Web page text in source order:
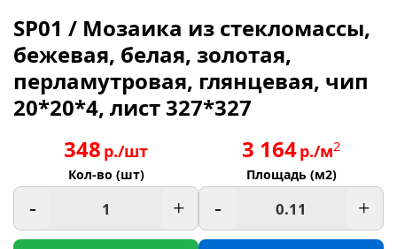
SP01 / Мозаика из стекломассы,
бежевая, белая, золотая,
перламутровая, глянцевая, чип
20*20*4, лист 327*327
348 р./шт
Кол-во (шт)
- +
3 164р./м2
Площадь (м2)
- +